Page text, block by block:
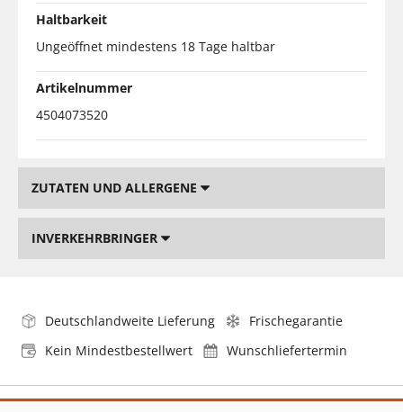
Haltbarkeit
Ungeöffnet mindestens 18 Tage haltbar
Artikelnummer
4504073520
ZUTATEN UND ALLERGENE
INVERKEHRBRINGER
Deutschlandweite Lieferung
Frischegarantie
Kein Mindestbestellwert
Wunschliefertermin